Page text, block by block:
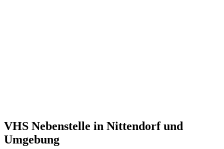
VHS Nebenstelle in Nittendorf und
Umgebung